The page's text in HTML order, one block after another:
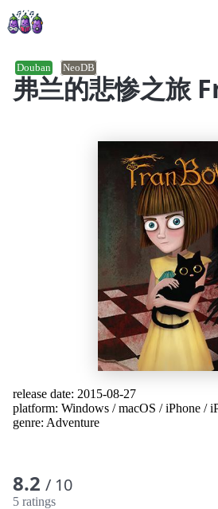
弗兰的悲惨之旅
Douban NeoDB
release date: 2015-08-27
platform: Windows /macOS /iPhone /
genre: Adventure
8.2 / 10
5 ratings